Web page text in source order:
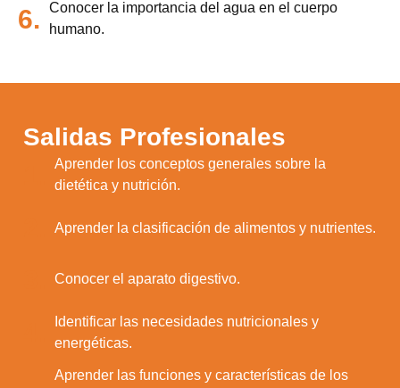
6.
Conocer la importancia del agua en el cuerpo
humano.
Salidas Profesionales
Aprender los conceptos generales sobre la
dietética y nutrición.
Aprender la clasificación de alimentos y nutrientes.
Conocer el aparato digestivo.
Identificar las necesidades nutricionales y
energéticas.
Aprender las funciones y características de los